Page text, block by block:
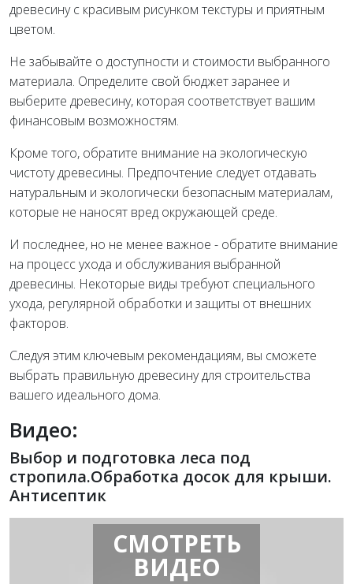
древесину с красивым рисунком текстуры и приятным
цветом.
Не забывайте о доступности и стоимости выбранного
материала. Определите свой бюджет заранее и
выберите древесину, которая соответствует вашим
финансовым возможностям.
Кроме того, обратите внимание на экологическую
чистоту древесины. Предпочтение следует отдавать
натуральным и экологически безопасным материалам,
которые не наносят вред окружающей среде.
И последнее, но не менее важное - обратите внимание
на процесс ухода и обслуживания выбранной
древесины. Некоторые виды требуют специального
ухода, регулярной обработки и защиты от внешних
факторов.
Следуя этим ключевым рекомендациям, вы сможете
выбрать правильную древесину для строительства
вашего идеального дома.
Видео:
Выбор и подготовка леса под
стропила.Обработка досок для крыши.
Антисептик
СМОТРЕТЬ
ВИДЕО